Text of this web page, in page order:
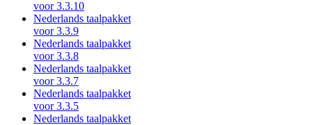
voor 3.3.10
Nederlands taalpakket
voor 3.3.9
Nederlands taalpakket
voor 3.3.8
Nederlands taalpakket
voor 3.3.7
Nederlands taalpakket
voor 3.3.5
Nederlands taalpakket